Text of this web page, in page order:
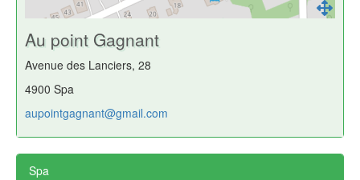
Au point Gagnant
Avenue des Lanciers, 28
4900 Spa
aupointgagnant@gmail.com
Spa